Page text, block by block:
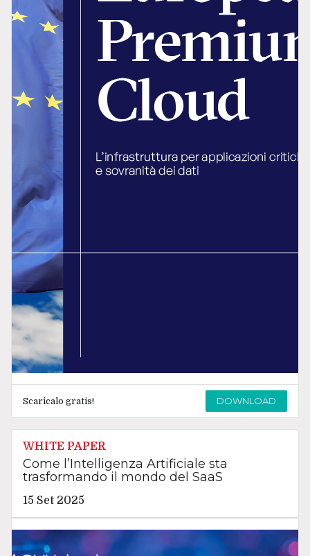
Scaricalo gratis! DOWNLOAD
WHITE PAPER
Come l’Intelligenza Artificiale sta
trasformando il mondo del SaaS
15 Set 2025